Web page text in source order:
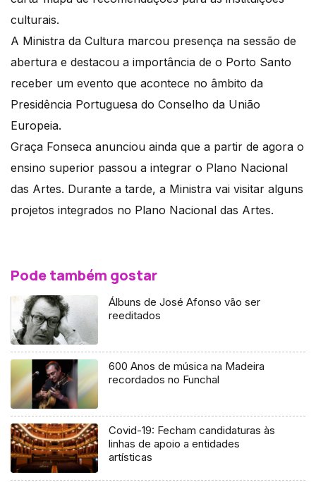
culturais.
A Ministra da Cultura marcou presença na sessão de
abertura e destacou a importância de o Porto Santo
receber um evento que acontece no âmbito da
Presidência Portuguesa do Conselho da União
Europeia.
Graça Fonseca anunciou ainda que a partir de agora o
ensino superior passou a integrar o Plano Nacional
das Artes. Durante a tarde, a Ministra vai visitar alguns
projetos integrados no Plano Nacional das Artes.
Pode também gostar
Álbuns de José Afonso vão ser
reeditados
600 Anos de música na Madeira
recordados no Funchal
Covid-19: Fecham candidaturas às
linhas de apoio a entidades
artísticas